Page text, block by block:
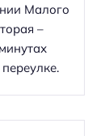
Малого
–